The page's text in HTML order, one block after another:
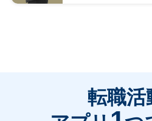
転職活